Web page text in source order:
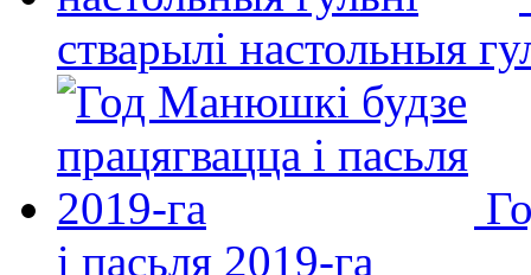
стварылі настольныя
і пасьля 2019-га